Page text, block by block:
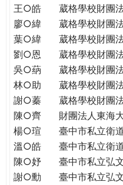
王○皓
葳格學校財團
廖○緯
葳格學校財團
葉○緯
葳格學校財團
劉○恩
葳格學校財團
吳○蒳
葳格學校財團
林○助
葳格學校財團
謝○蓁
葳格學校財團
陳○齊
財團法人東海
楊○瑄
臺中市私立衛
溫○皓
臺中市私立衛
陳○妤
臺中市私立弘
謝○勳
臺中市私立弘